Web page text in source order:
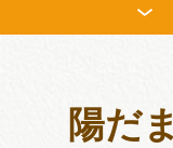
陽だ